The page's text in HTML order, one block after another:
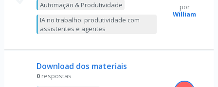
Automação & Produtividade
IA no trabalho: produtividade com
assistentes e agentes
por
William
Download dos materiais
0 respostas